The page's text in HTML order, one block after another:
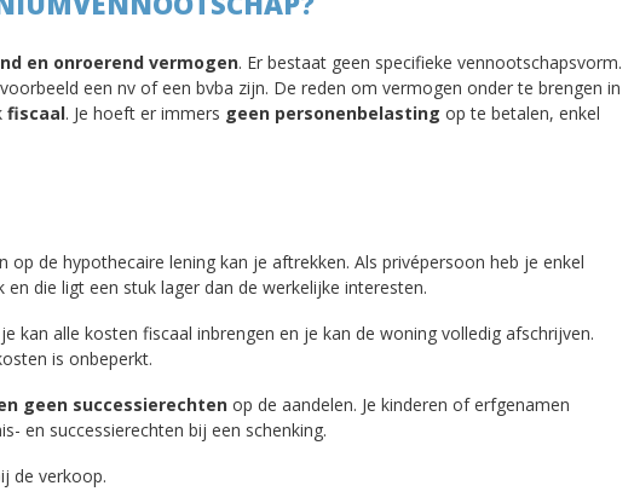
en onroerend vermogen. Er bestaat geen specifieke vennootschapsvorm.
een nv of een bvba zijn. De reden om vermogen onder te brengen in
fiscaal. Je hoeft er immers geen personenbelasting op te betalen, enkel
op de hypothecaire lening kan je aftrekken. Als privépersoon heb je enkel
die ligt een stuk lager dan de werkelijke interesten.
je kan alle kosten fiscaal inbrengen en je kan de woning volledig afschrijven.
is onbeperkt.
geen successierechten op de aandelen. Je kinderen of erfgenamen
en successierechten bij een schenking.
de verkoop.